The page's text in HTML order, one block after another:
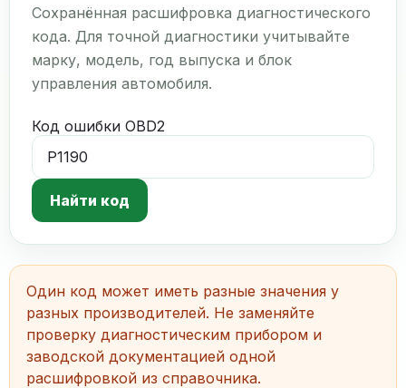
Сохранённая расшифровка диагностического
кода. Для точной диагностики учитывайте
марку, модель, год выпуска и блок
управления автомобиля.
Код ошибки OBD2
Найти код
Один код может иметь разные значения у
разных производителей. Не заменяйте
проверку диагностическим прибором и
заводской документацией одной
расшифровкой из справочника.